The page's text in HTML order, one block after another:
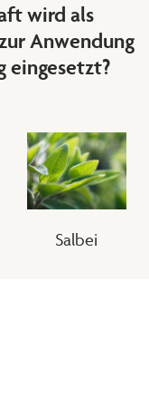
wird als
Anwendung
eingesetzt?
Salbei